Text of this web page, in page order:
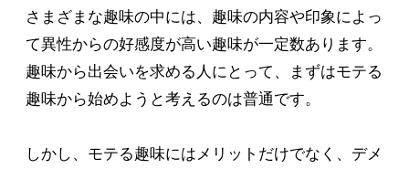
さまざまな趣味の中には、趣味の内容や印象によっ
て異性からの好感度が高い趣味が一定数あります。
趣味から出会いを求める人にとって、まずはモテる
趣味から始めようと考えるのは普通です。
しかし、モテる趣味にはメリットだけでなく、デメ